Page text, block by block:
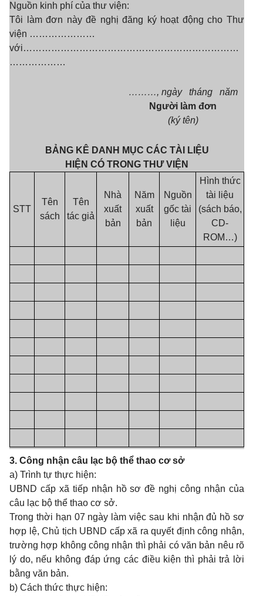
Nguồn kinh phí của thư viện:
Tôi làm đơn này đề nghị đăng ký hoạt động cho Thư
viện …………………
với……………………………………………………………
………………
………, ngày tháng năm
Người làm đơn
(ký tên)
BẢNG KÊ DANH MỤC CÁC TÀI LIỆU
HIỆN CÓ TRONG THƯ VIỆN
STT
Tên
sách
Tên
tác giả
Nhà
xuất
bản
Năm
xuất
bản
Nguồn
gốc tài
liệu
Hình thức
tài liệu
(sách báo,
CD-
ROM…)
3. Công nhận câu lạc bộ thể thao cơ sở
a) Trình tự thực hiện:
UBND cấp xã tiếp nhận hồ sơ đề nghị công nhận của
câu lạc bộ thể thao cơ sở.
Trong thời hạn 07 ngày làm việc sau khi nhận đủ hồ sơ
hợp lệ, Chủ tịch UBND cấp xã ra quyết định công nhận,
trường hợp không công nhận thì phải có văn bản nêu rõ
lý do, nếu không đáp ứng các điều kiện thì phải trả lời
bằng văn bản.
b) Cách thức thực hiện: